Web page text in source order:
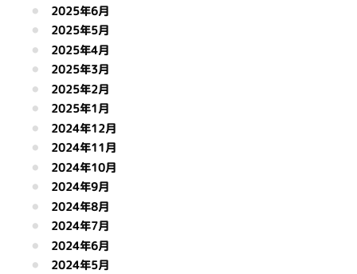
2025年6月
2025年5月
2025年4月
2025年3月
2025年2月
2025年1月
2024年12月
2024年11月
2024年10月
2024年9月
2024年8月
2024年7月
2024年6月
2024年5月